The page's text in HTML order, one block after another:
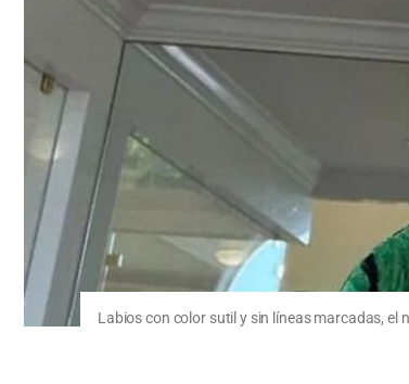
Labios con color sutil y sin líneas marcadas, el